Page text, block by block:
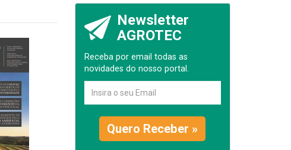
Newsletter
AGROTEC
Receba por email todas as
novidades do nosso portal.
Quero Receber »